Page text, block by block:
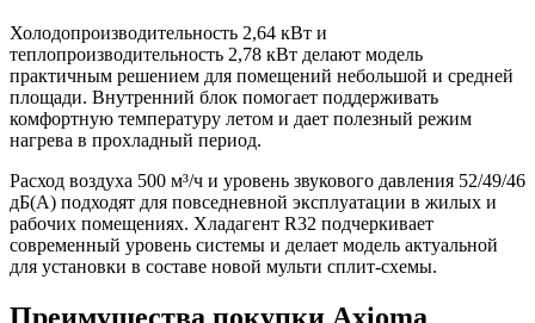
Холодопроизводительность 2,64 кВт и
теплопроизводительность 2,78 кВт делают модель
практичным решением для помещений небольшой и средней
площади. Внутренний блок помогает поддерживать
комфортную температуру летом и дает полезный режим
нагрева в прохладный период.
Расход воздуха 500 м³/ч и уровень звукового давления 52/49/46
дБ(А) подходят для повседневной эксплуатации в жилых и
рабочих помещениях. Хладагент R32 подчеркивает
современный уровень системы и делает модель актуальной
для установки в составе новой мульти сплит-схемы.